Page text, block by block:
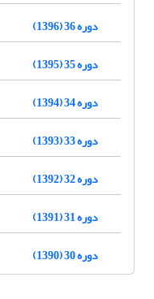
دوره 36 (1396)
دوره 35 (1395)
دوره 34 (1394)
دوره 33 (1393)
دوره 32 (1392)
دوره 31 (1391)
دوره 30 (1390)